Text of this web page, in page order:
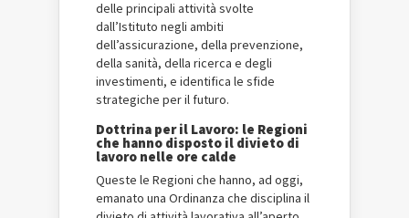
delle principali attività svolte
dall’Istituto negli ambiti
dell’assicurazione, della prevenzione,
della sanità, della ricerca e degli
investimenti, e identifica le sfide
strategiche per il futuro.
Dottrina per il Lavoro: le Regioni
che hanno disposto il divieto di
lavoro nelle ore calde
Queste le Regioni che hanno, ad oggi,
emanato una Ordinanza che disciplina il